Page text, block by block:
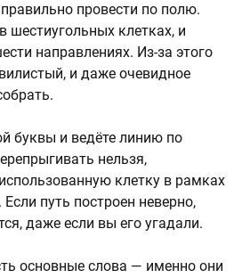
провести по полю.
клетках, и
направлениях. Из-за этого
и даже очевидное
буквы и ведёте линию по
нельзя,
клетку в рамках
путь построен неверно,
даже если вы его угадали.
основные слова — именно они